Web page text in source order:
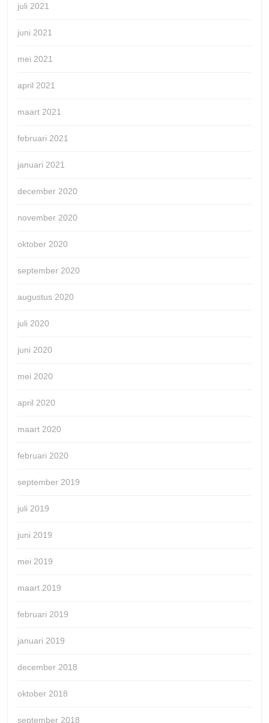
juli 2021
juni 2021
mei 2021
april 2021
maart 2021
februari 2021
januari 2021
december 2020
november 2020
oktober 2020
september 2020
augustus 2020
juli 2020
juni 2020
mei 2020
april 2020
maart 2020
februari 2020
september 2019
juli 2019
juni 2019
mei 2019
maart 2019
februari 2019
januari 2019
december 2018
oktober 2018
september 2018